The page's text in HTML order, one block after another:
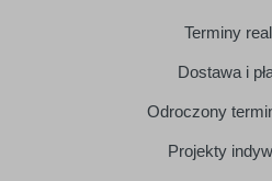
Terminy
Dostawa i
Odroczony
Projekty